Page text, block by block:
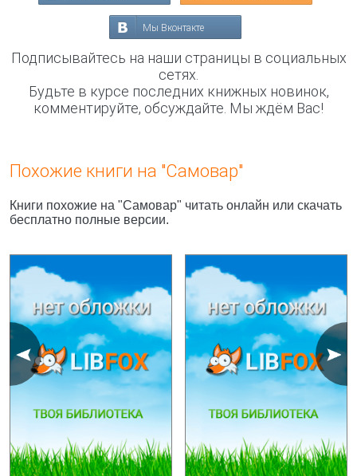
Мы Вконтакте
Подписывайтесь на наши страницы в социальных
сетях.
Будьте в курсе последних книжных новинок,
комментируйте, обсуждайте. Мы ждём Вас!
Похожие книги на "Самовар"
Книги похожие на "Самовар" читать онлайн или скачать
бесплатно полные версии.